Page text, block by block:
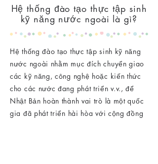
Hệ thống đào tạo thực tập sinh
kỹ năng nước ngoài là gì?
Hệ thống đào tạo thực tập sinh kỹ năng
nước ngoài nhằm mục đích chuyển giao
các kỹ năng, công nghệ hoặc kiến ​​thức
cho các nước đang phát triển v.v., để
Nhật Bản hoàn thành vai trò là một quốc
gia đã phát triển hài hòa với cộng đồng